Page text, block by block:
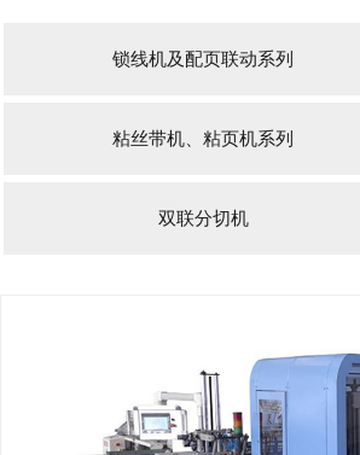
锁线机及配页联动系列
粘丝带机、粘页机系列
双联分切机